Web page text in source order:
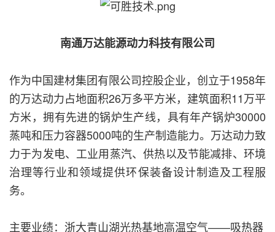
南通万达能源动力科技有限公司
作为中国建材集团有限公司控股企业，创立于1958年
的万达动力占地面积26万多平方米，建筑面积11万平
方米，拥有先进的锅炉生产线，具有年产锅炉30000
蒸吨和压力容器5000吨的生产制造能力。万达动力致
力于为发电、工业用蒸汽、供热以及节能减排、环境
治理等行业和领域提供环保装备设计制造及工程服
务。
主要业绩：浙大青山湖光热基地高温空气——吸热器